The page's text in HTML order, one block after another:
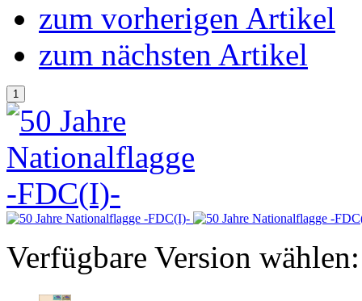
zum vorherigen Artikel
zum nächsten Artikel
Verfügbare Version wählen: